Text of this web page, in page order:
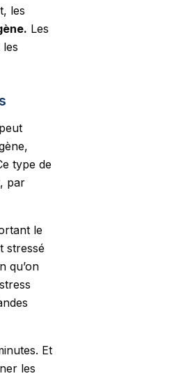
les
Les
type de
par
le
stressé
qu’on
Et
les